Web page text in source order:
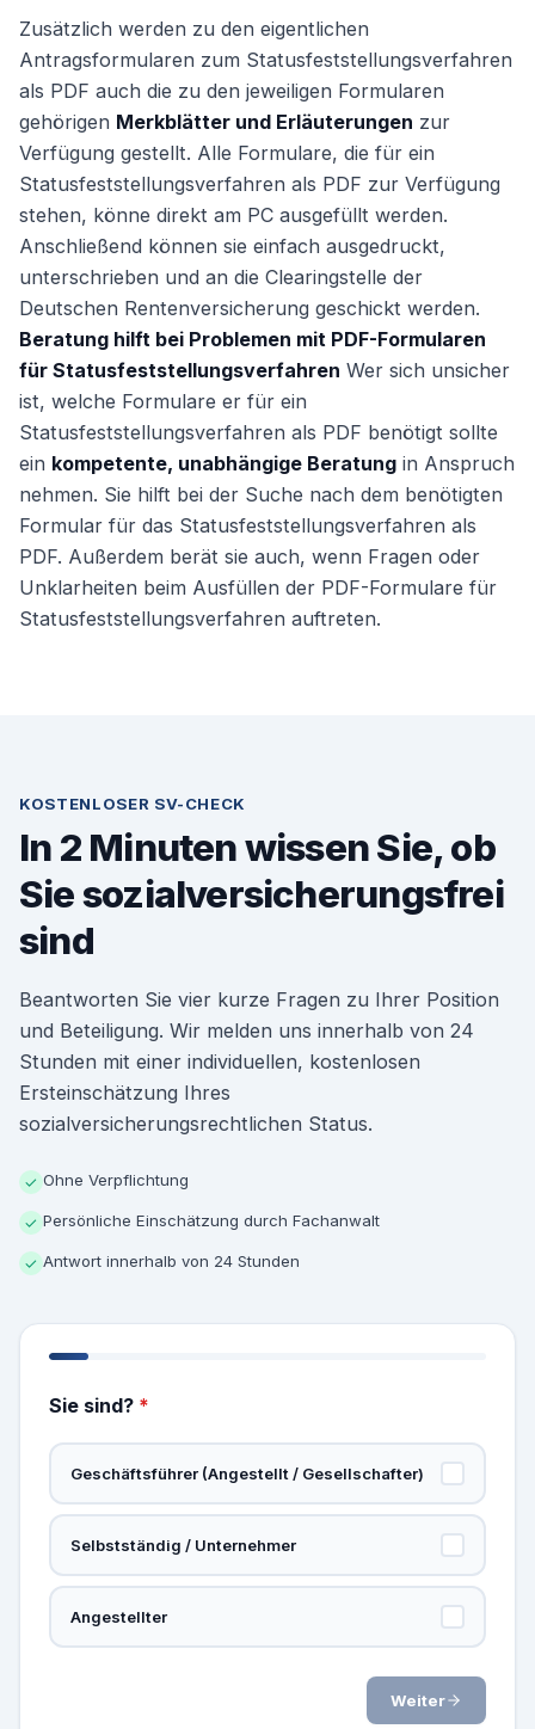
Zusätzlich werden zu den eigentlichen
Antragsformularen zum Statusfeststellungsverfahren
als PDF auch die zu den jeweiligen Formularen
gehörigen Merkblätter und Erläuterungen zur
Verfügung gestellt. Alle Formulare, die für ein
Statusfeststellungsverfahren als PDF zur Verfügung
stehen, könne direkt am PC ausgefüllt werden.
Anschließend können sie einfach ausgedruckt,
unterschrieben und an die Clearingstelle der
Deutschen Rentenversicherung geschickt werden.
Beratung hilft bei Problemen mit PDF-Formularen
für Statusfeststellungsverfahren Wer sich unsicher
ist, welche Formulare er für ein
Statusfeststellungsverfahren als PDF benötigt sollte
ein kompetente, unabhängige Beratung in Anspruch
nehmen. Sie hilft bei der Suche nach dem benötigten
Formular für das Statusfeststellungsverfahren als
PDF. Außerdem berät sie auch, wenn Fragen oder
Unklarheiten beim Ausfüllen der PDF-Formulare für
Statusfeststellungsverfahren auftreten.
KOSTENLOSER SV-CHECK
In 2 Minuten wissen Sie, ob
Sie sozialversicherungsfrei
sind
Beantworten Sie vier kurze Fragen zu Ihrer Position
und Beteiligung. Wir melden uns innerhalb von 24
Stunden mit einer individuellen, kostenlosen
Ersteinschätzung Ihres
sozialversicherungsrechtlichen Status.
✓ Ohne Verpflichtung
✓ Persönliche Einschätzung durch Fachanwalt
✓ Antwort innerhalb von 24 Stunden
Sie sind? *
Geschäftsführer (Angestellt / Gesellschafter)
Selbstständig / Unternehmer
Angestellter
Weiter